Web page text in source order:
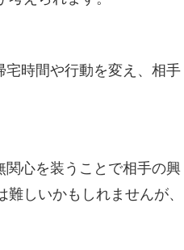
時間や行動を変え、相手
心を装うことで相手の興
しいかもしれませんが、